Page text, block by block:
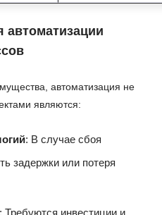
автоматизации
автоматизация не
являются:
: В случае сбоя
задержки или потеря
: Требуются инвестиции и